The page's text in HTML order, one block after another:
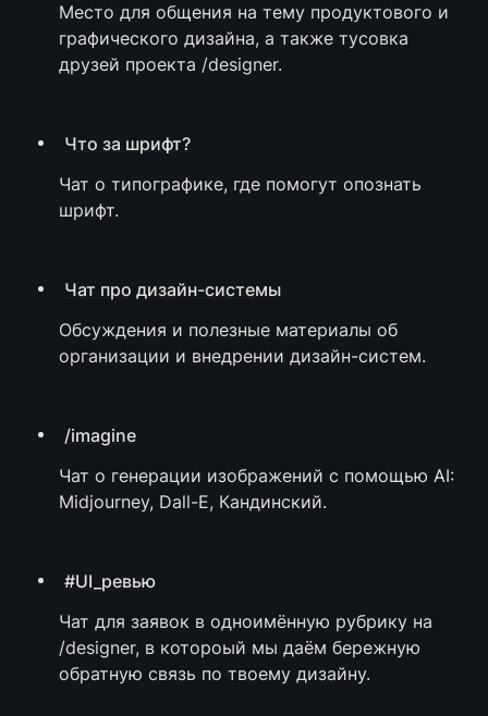
Место для общения на тему продуктового и
графического дизайна, а также тусовка
друзей проекта /designer.
Что за шрифт?
Чат о типографике, где помогут опознать
шрифт.
Чат про дизайн-системы
Обсуждения и полезные материалы об
организации и внедрении дизайн-систем.
/imagine
Чат о генерации изображений с помощью AI:
Midjourney, Dall-E, Кандинский.
#UI_ревью
Чат для заявок в одноимённую рубрику на
/designer, в котороый мы даём бережную
обратную связь по твоему дизайну.